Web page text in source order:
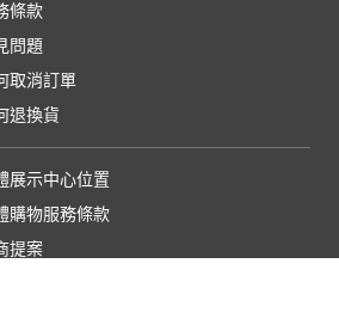
條款
問題
取消訂單
退換貨
展示中心位置
購物服務條款
提案